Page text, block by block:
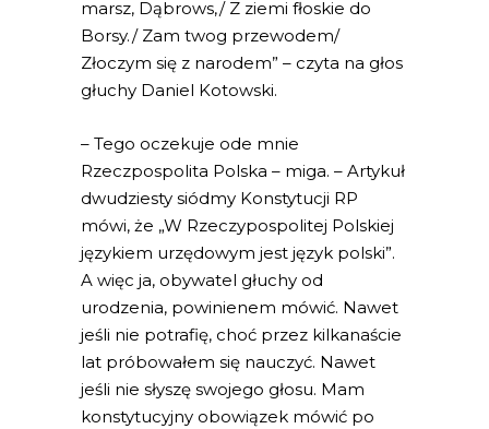
marsz, Dąbrows,/ Z ziemi fłoskie do
Borsy./ Zam twog przewodem/
Złoczym się z narodem” – czyta na głos
głuchy Daniel Kotowski.
– Tego oczekuje ode mnie
Rzeczpospolita Polska – miga. – Artykuł
dwudziesty siódmy Konstytucji RP
mówi, że „W Rzeczypospolitej Polskiej
językiem urzędowym jest język polski”.
A więc ja, obywatel głuchy od
urodzenia, powinienem mówić. Nawet
jeśli nie potrafię, choć przez kilkanaście
lat próbowałem się nauczyć. Nawet
jeśli nie słyszę swojego głosu. Mam
konstytucyjny obowiązek mówić po